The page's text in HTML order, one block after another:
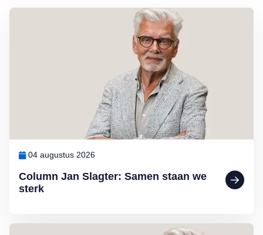
Column Jan Slagter: Samen staan we
sterk
04 augustus 2026
Lees meer over Column Jan Slagter: Samen staan we sterk
Lees meer over Column Jan Slagter: Vakantie